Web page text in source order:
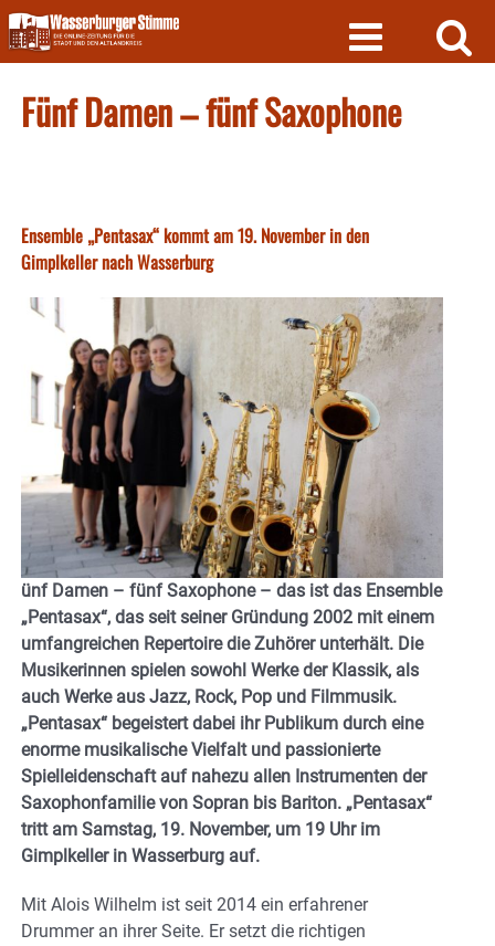
Skip
to
content
Fünf Damen – fünf Saxophone
Ensemble „Pentasax“ kommt am 19. November in den
Gimplkeller nach Wasserburg
ünf Damen – fünf Saxophone – das ist das Ensemble
„Pentasax“, das seit seiner Gründung 2002 mit einem
umfangreichen Repertoire die Zuhörer unterhält. Die
Musikerinnen spielen sowohl Werke der Klassik, als
auch Werke aus Jazz, Rock, Pop und Filmmusik.
„Pentasax“ begeistert dabei ihr Publikum durch eine
enorme musikalische Vielfalt und passionierte
Spielleidenschaft auf nahezu allen Instrumenten der
Saxophonfamilie von Sopran bis Bariton. „Pentasax“
tritt am Samstag, 19. November, um 19 Uhr im
Gimplkeller in Wasserburg auf.
Mit Alois Wilhelm ist seit 2014 ein erfahrener
Drummer an ihrer Seite. Er setzt die richtigen